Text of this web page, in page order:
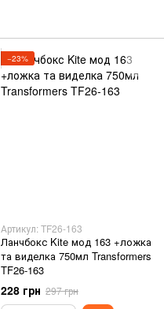
−23%
Артикул: TF26-163
Ланчбокс Kite мод 163 +ложка
та виделка 750мл Transformers
TF26-163
228 грн 297 грн